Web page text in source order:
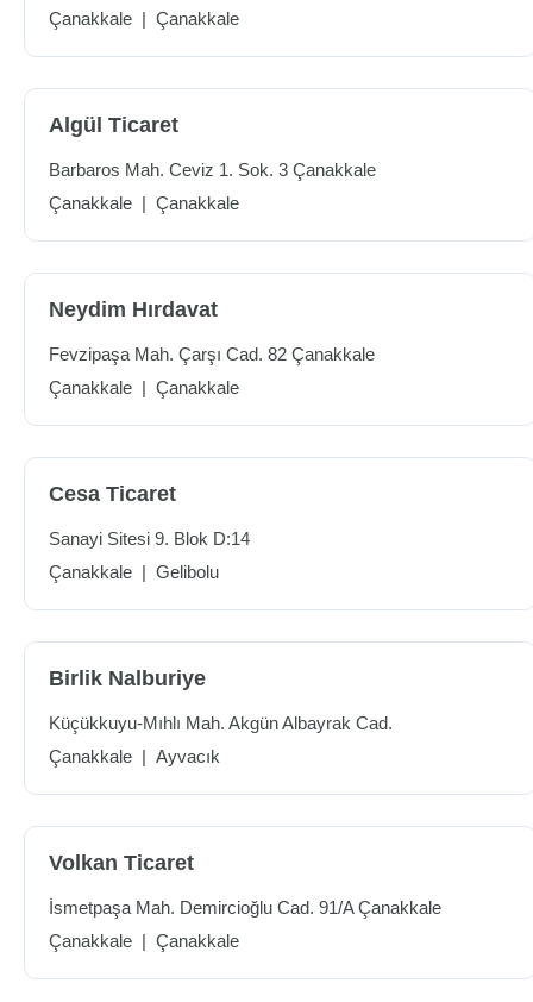
Çanakkale | Çanakkale
Algül Ticaret
Barbaros Mah. Ceviz 1. Sok. 3 Çanakkale
Çanakkale | Çanakkale
Neydim Hırdavat
Fevzipaşa Mah. Çarşı Cad. 82 Çanakkale
Çanakkale | Çanakkale
Cesa Ticaret
Sanayi Sitesi 9. Blok D:14
Çanakkale | Gelibolu
Birlik Nalburiye
Küçükkuyu-Mıhlı Mah. Akgün Albayrak Cad.
Çanakkale | Ayvacık
Volkan Ticaret
İsmetpaşa Mah. Demircioğlu Cad. 91/A Çanakkale
Çanakkale | Çanakkale